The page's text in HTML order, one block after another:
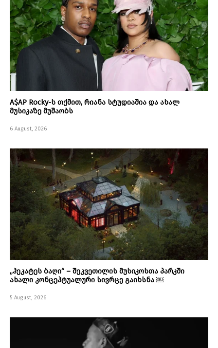
A$AP Rocky-ს თქმით, რიანა სტუდიაშია და ახალ
მუსიკაზე მუშაობს
6 August, 2026
„ჰეკატეს ბაღი“ – შეკვეთილის მუსიკოსთა პარკში
ახალი კონცეპტუალური სივრცე გაიხსნა ￼
5 August, 2026